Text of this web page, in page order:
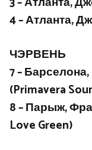
4 – Атланта,
ЧЭРВЕНЬ
7 – Барселона,
(Primavera
8 – Парыж,
Love Green)